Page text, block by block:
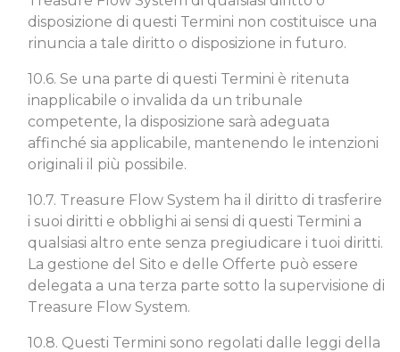
disposizione di questi Termini non costituisce una
rinuncia a tale diritto o disposizione in futuro.
10.6. Se una parte di questi Termini è ritenuta
inapplicabile o invalida da un tribunale
competente, la disposizione sarà adeguata
affinché sia applicabile, mantenendo le intenzioni
originali il più possibile.
10.7. Treasure Flow System ha il diritto di trasferire
i suoi diritti e obblighi ai sensi di questi Termini a
qualsiasi altro ente senza pregiudicare i tuoi diritti.
La gestione del Sito e delle Offerte può essere
delegata a una terza parte sotto la supervisione di
Treasure Flow System.
10.8. Questi Termini sono regolati dalle leggi della